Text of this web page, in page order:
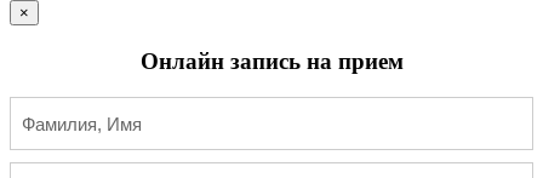
×
Онлайн запись на прием